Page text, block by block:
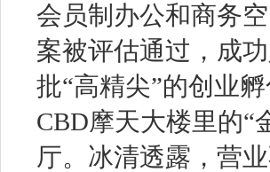
会员制办公和商务
案被评估通过，成
批“高精尖”的创业
CBD摩天大楼里的“
厅。冰清透露，营